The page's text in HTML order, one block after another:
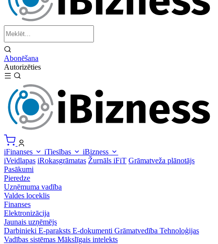
Abonēšana
Autorizēties
iFinanses iTiesības
iBizness
iVeidlapas iRokasgrāmatas Žurnāls iFiT Grāmatveža plānotājs
Pasākumi
Pieredze
Uzņēmuma vadība
Valdes loceklis
Finanses
Elektronizācija
Jaunais uzņēmējs
Darbinieki E-paraksts E-dokumenti Grāmatvedība Tehnoloģijas
Vadības sistēmas Mākslīgais intelekts